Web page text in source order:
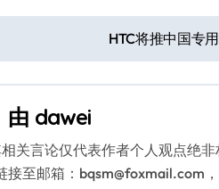
HTC将推中国专
由 dawei
关言论仅代表作者个人观点绝非
至邮箱：bqsm@foxmail.com，